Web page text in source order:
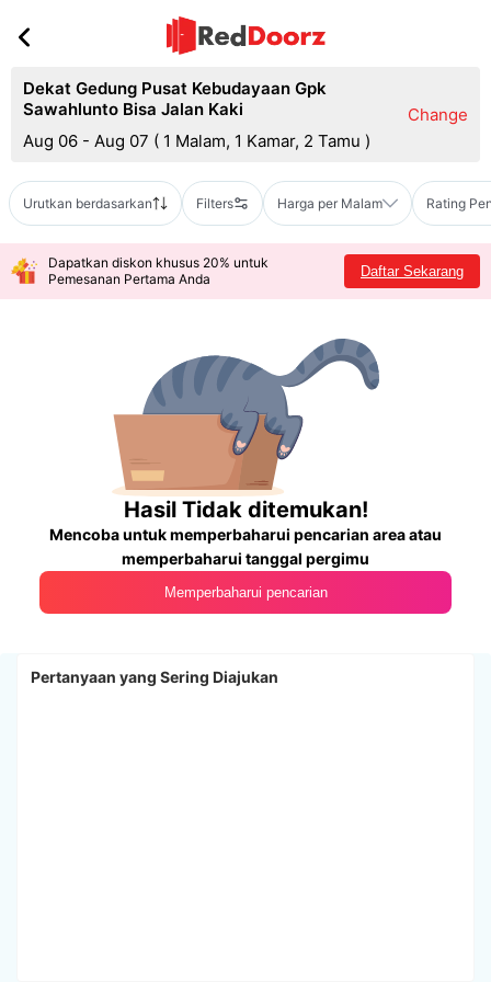
Dekat Gedung Pusat Kebudayaan Gpk
Sawahlunto Bisa Jalan Kaki
Aug 06 - Aug 07 ( 1 Malam, 1 Kamar, 2 Tamu )
Change
Urutkan berdasarkan Filters Harga per Malam Rating
Dapatkan diskon khusus 20% untuk
Pemesanan Pertama Anda
Daftar Sekarang
Hasil Tidak ditemukan!
Mencoba untuk memperbaharui pencarian area atau
memperbaharui tanggal pergimu
Memperbaharui pencarian
Pertanyaan yang Sering Diajukan